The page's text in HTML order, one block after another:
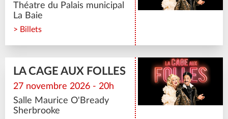
Théatre du Palais municipal
La Baie
> Billets
LA CAGE AUX FOLLES
27 novembre 2026 - 20h
Salle Maurice O'Bready
Sherbrooke